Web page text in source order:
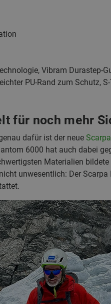
Vibram Durastep-
PU-Rand zum Schutz,
für noch mehr
dafür ist der neue Scarpa
6000 hat auch dabei
Materialien
unwesentlich: Der